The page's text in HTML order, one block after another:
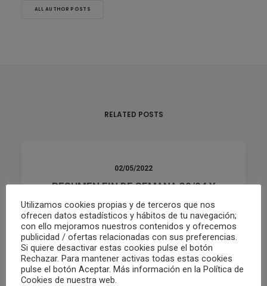
ALL AUTHOR POSTS
RELATED POSTS
02/05/2022
RESUMEN FIN DE SEMANA 30/04 Y
01/05
by Club Waterpolo Castelló
Utilizamos cookies propias y de terceros que nos
ofrecen datos estadísticos y hábitos de tu navegación;
con ello mejoramos nuestros contenidos y ofrecemos
publicidad / ofertas relacionadas con sus preferencias.
Si quiere desactivar estas cookies pulse el botón
Rechazar. Para mantener activas todas estas cookies
pulse el botón Aceptar. Más información en la Política de
Cookies de nuestra web.